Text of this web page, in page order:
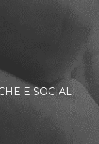
E SOCIALI